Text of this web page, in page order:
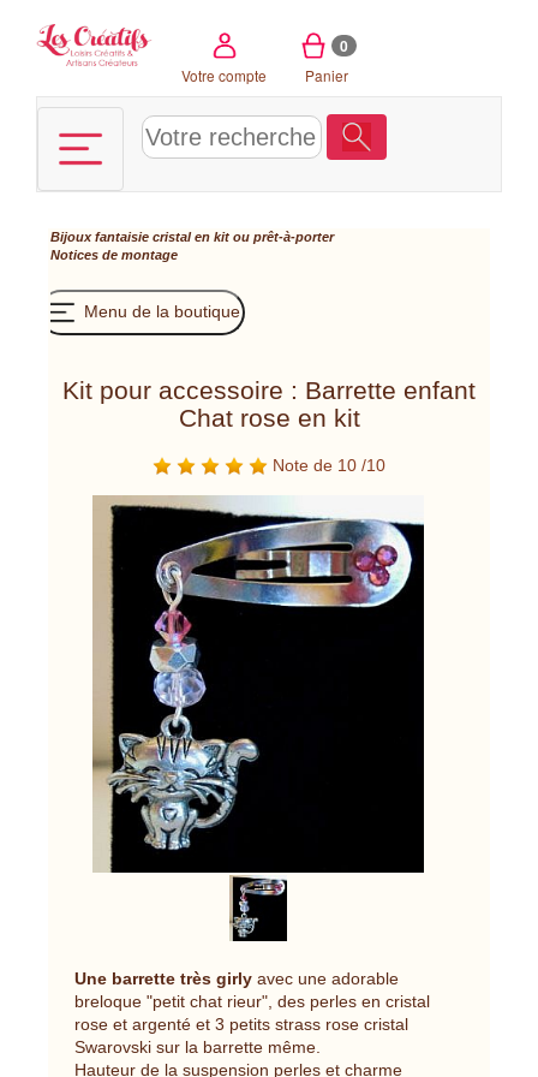
Votre compte
0
Panier
Bijoux fantaisie cristal en kit ou prêt-à-porter
Notices de montage
Menu de la boutique
Kit pour accessoire : Barrette enfant
Chat rose en kit
Note de 10 /10
Une barrette très girly avec une adorable
breloque "petit chat rieur", des perles en cristal
rose et argenté et 3 petits strass rose cristal
Swarovski sur la barrette même.
Hauteur de la suspension perles et charme